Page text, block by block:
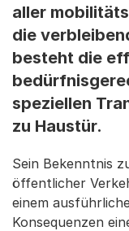
aller
die
besteht die
speziellen
zu Haustür.
Sein Bekenntnis
öffentlicher
einem
Konsequenzen